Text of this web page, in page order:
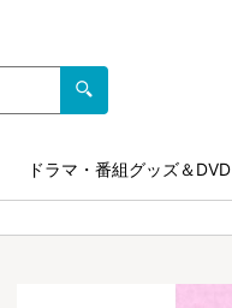
ドラマ・番組グッズ＆DVD